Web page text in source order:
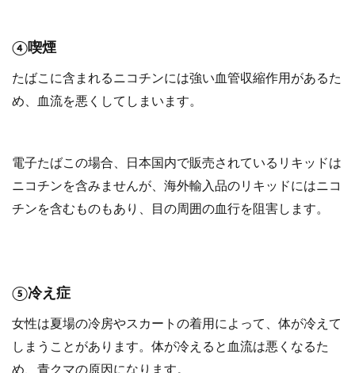
④喫煙
たばこに含まれるニコチンには強い血管収縮作用があるた
め、血流を悪くしてしまいます。
電子たばこの場合、日本国内で販売されているリキッドは
ニコチンを含みませんが、海外輸入品のリキッドにはニコ
チンを含むものもあり、目の周囲の血行を阻害します。
⑤冷え症
女性は夏場の冷房やスカートの着用によって、体が冷えて
しまうことがあります。体が冷えると血流は悪くなるた
め、青クマの原因になります。